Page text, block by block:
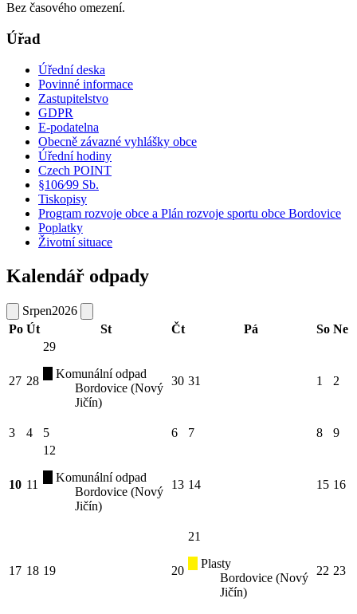
Bez časového omezení.
Úřad
Úřední deska
Povinné informace
Zastupitelstvo
GDPR
E-podatelna
Obecně závazné vyhlášky obce
Úřední hodiny
Czech POINT
§106⁄99 Sb.
Tiskopisy
Program rozvoje obce a Plán rozvoje sportu obce Bordovice
Poplatky
Životní situace
Kalendář odpady
Srpen2026
Po Út St Čt Pá So Ne
27 28
29
Komunální odpad
Bordovice (Nový
Jičín)
30 31 1 2
3 4 5 6 7 8 9
10 11
12
Komunální odpad
Bordovice (Nový
Jičín)
13 14 15 16
17 18 19 20
21
Plasty
Bordovice (Nový
Jičín)
22 23